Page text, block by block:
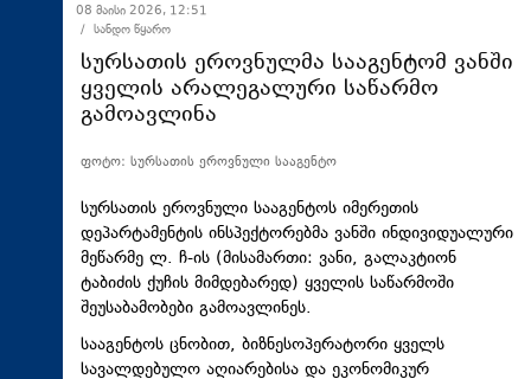
ეკონომიკა
მსოფლიო
ჯანდაცვა
თავდაცვა
რეგიონი
კულტურა
სპორტი
08 მაისი 2026, 12:51
/ სანდო წყარო
სურსათის ეროვნულმა სააგენტომ ვანში
ყველის არალეგალური საწარმო
გამოავლინა
ფოტო: სურსათის ეროვნული სააგენტო
სურსათის ეროვნული სააგენტოს იმერეთის
დეპარტამენტის ინსპექტორებმა ვანში ინდივიდუალური
მეწარმე ლ. ჩ-ის (მისამართი: ვანი, გალაკტიონ
ტაბიძის ქუჩის მიმდებარედ) ყველის საწარმოში
შეუსაბამობები გამოავლინეს.
სააგენტოს ცნობით, ბიზნესოპერატორი ყველს
სავალდებულო აღიარებისა და ეკონომიკურ